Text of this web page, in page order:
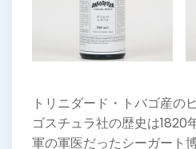
トリニダード・トバゴ産の
ゴスチュラ社の歴史は1820
軍の軍医だったシーガート